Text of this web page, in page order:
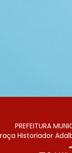
PREFEITURA
Historiador